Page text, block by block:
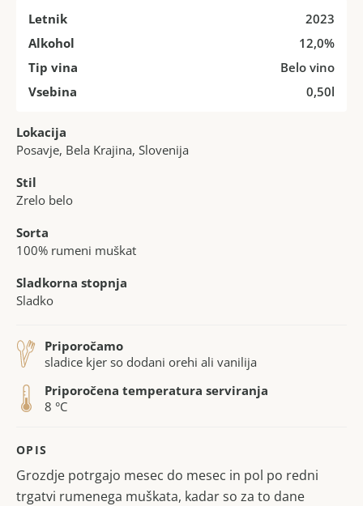
Letnik
2023
Alkohol
12,0%
Tip vina
Belo vino
Vsebina
0,50l
Lokacija
Posavje, Bela Krajina, Slovenija
Stil
Zrelo belo
Sorta
100% rumeni muškat
Sladkorna stopnja
Sladko
Priporočamo
sladice kjer so dodani orehi ali vanilija
Priporočena temperatura serviranja
8 °C
OPIS
Grozdje potrgajo mesec do mesec in pol po redni
trgatvi rumenega muškata, kadar so za to dane